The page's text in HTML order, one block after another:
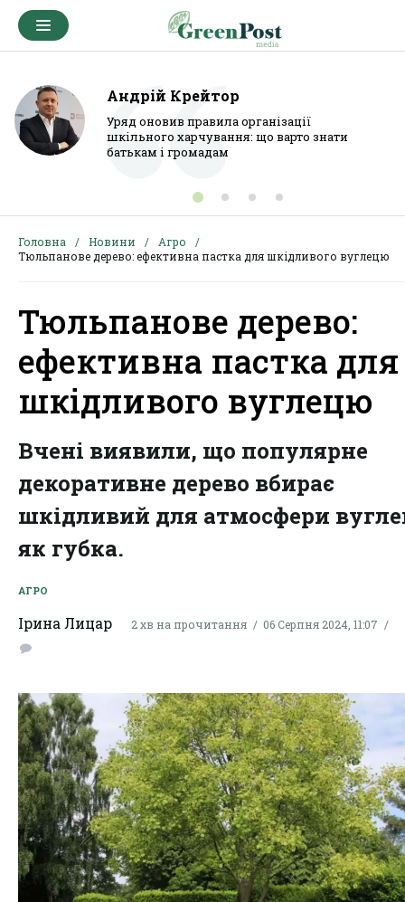
Андрій Крейтор
Уряд оновив правила організації
шкільного харчування: що варто знати
батькам і громадам
Головна Новини
Агро
Тюльпанове дерево: ефективна пастка для шкідливого вуглецю
Тюльпанове дерево:
ефективна пастка для
шкідливого вуглецю
Вчені виявили, що популярне
декоративне дерево вбирає
шкідливий для атмосфери
як губка.
АГРО
Ірина Лицар 2 хв на прочитання 06 Серпня 2024, 11:07